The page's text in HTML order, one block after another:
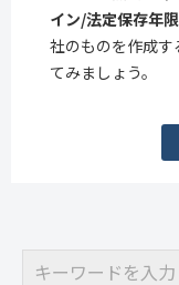
イン/法定保存年限
社のものを作成
てみましょう。